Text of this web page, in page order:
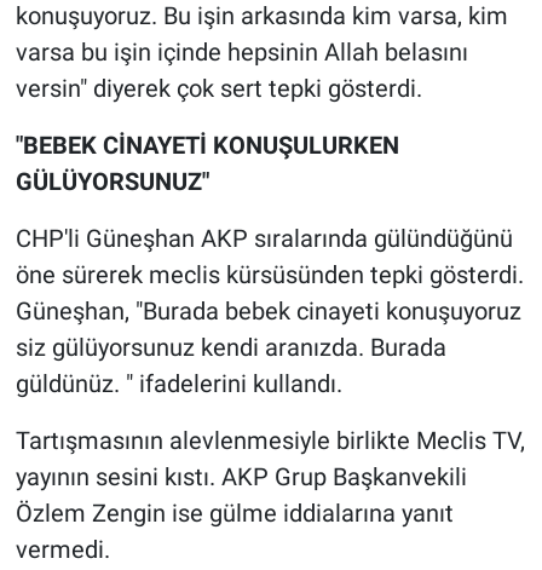
konuşuyoruz. Bu işin arkasında kim varsa, kim
varsa bu işin içinde hepsinin Allah belasını
versin" diyerek çok sert tepki gösterdi.
"BEBEK CİNAYETİ KONUŞULURKEN
GÜLÜYORSUNUZ"
CHP'li Güneşhan AKP sıralarında gülündüğünü
öne sürerek meclis kürsüsünden tepki gösterdi.
Güneşhan, "Burada bebek cinayeti konuşuyoruz
siz gülüyorsunuz kendi aranızda. Burada
güldünüz. " ifadelerini kullandı.
Tartışmasının alevlenmesiyle birlikte Meclis TV,
yayının sesini kıstı. AKP Grup Başkanvekili
Özlem Zengin ise gülme iddialarına yanıt
vermedi.